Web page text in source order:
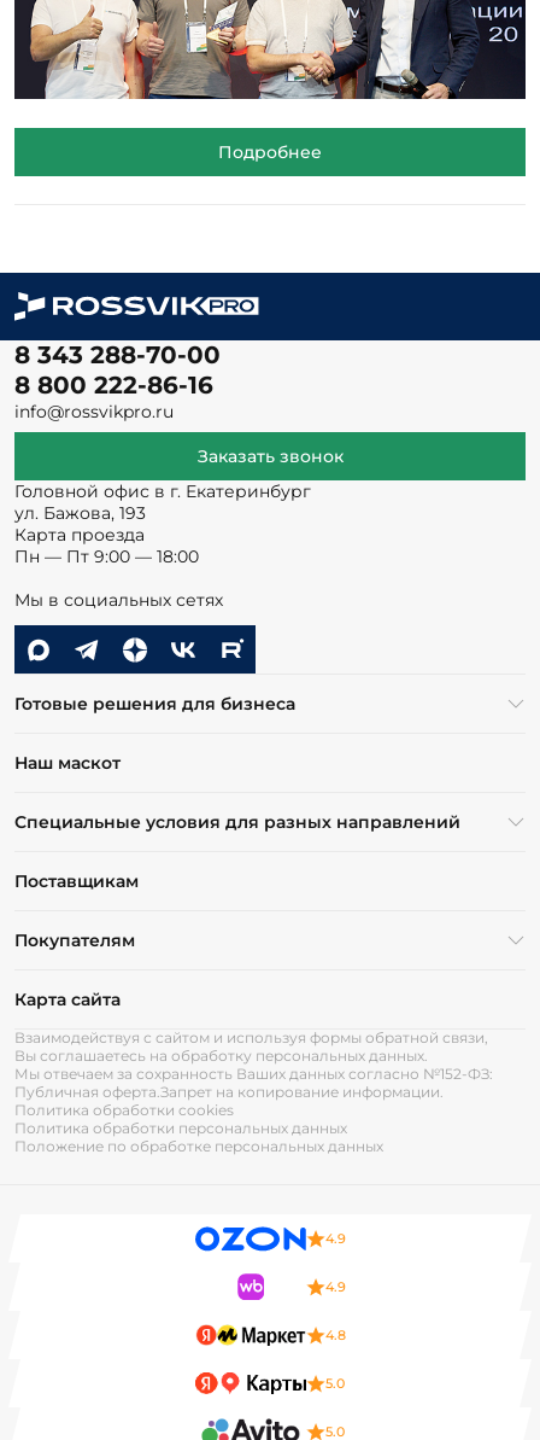
Подробнее
8 343 288-70-00
8 800 222-86-16
info@rossvikpro.ru
Заказать звонок
Головной офис в г. Екатеринбург
ул. Бажова, 193
Карта проезда
Пн — Пт 9:00 — 18:00
Мы в социальных сетях
Готовые решения для бизнеса
Наш маскот
Специальные условия для разных направлений
Поставщикам
Покупателям
Карта сайта
Взаимодействуя с сайтом и используя формы обратной связи,
Вы соглашаетесь на обработку персональных данных.
Мы отвечаем за сохранность Ваших данных согласно №152-ФЗ:
Публичная оферта.Запрет на копирование информации.
Политика обработки cookies
Политика обработки персональных данных
Положение по обработке персональных данных
4.9
4.9
4.8
5.0
5.0